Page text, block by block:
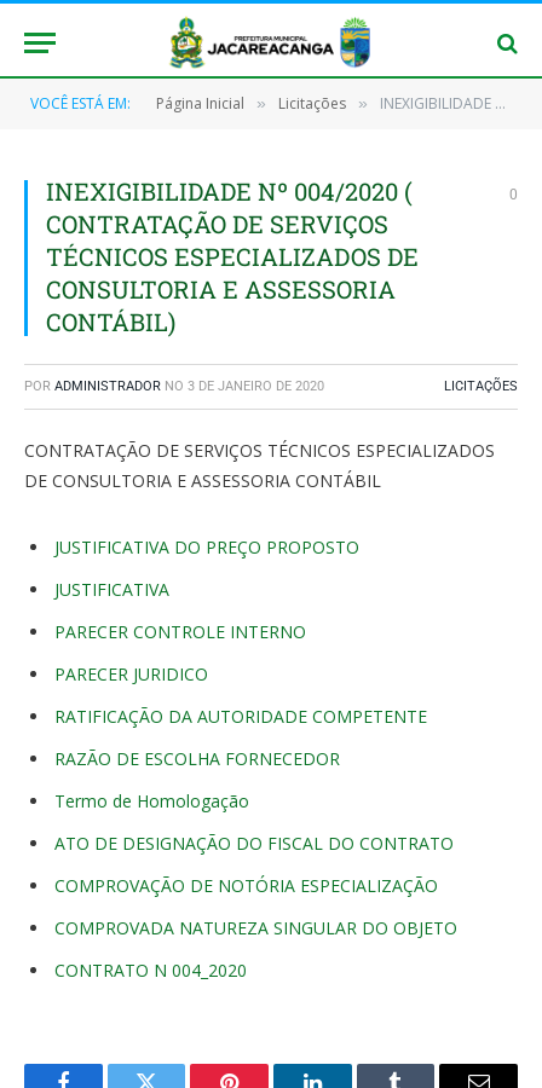
VOCÊ ESTÁ EM: Página Inicial » Licitações » INEXIGIBILIDADE Nº 004/2020 ( CONTRATAÇÃO DE SERVIÇOS TÉCNICOS ESPECIALIZADOS DE CONSULTORIA E ASSESSORIA CONTÁBIL)
INEXIGIBILIDADE Nº 004/2020 (
CONTRATAÇÃO DE SERVIÇOS
TÉCNICOS ESPECIALIZADOS DE
CONSULTORIA E ASSESSORIA
CONTÁBIL)
0
POR ADMINISTRADOR NO 3 DE JANEIRO DE 2020 LICITAÇÕES
CONTRATAÇÃO DE SERVIÇOS TÉCNICOS ESPECIALIZADOS
DE CONSULTORIA E ASSESSORIA CONTÁBIL
JUSTIFICATIVA DO PREÇO PROPOSTO
JUSTIFICATIVA
PARECER CONTROLE INTERNO
PARECER JURIDICO
RATIFICAÇÃO DA AUTORIDADE COMPETENTE
RAZÃO DE ESCOLHA FORNECEDOR
Termo de Homologação
ATO DE DESIGNAÇÃO DO FISCAL DO CONTRATO
COMPROVAÇÃO DE NOTÓRIA ESPECIALIZAÇÃO
COMPROVADA NATUREZA SINGULAR DO OBJETO
CONTRATO N 004_2020